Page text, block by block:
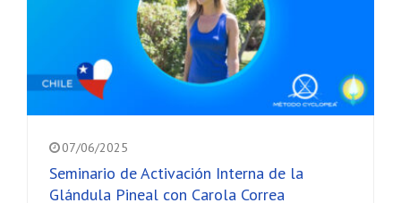
07/06/2025
Seminario de Activación Interna de la
Glándula Pineal con Carola Correa